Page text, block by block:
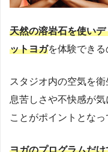
天然の溶岩石を使い
ットヨガを体験できる
スタジオ内の空気を衛
息苦しさや不快感が
ことがポイントとなっ